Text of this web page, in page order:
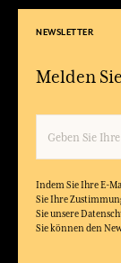
NEWSLETTER
Melden
Indem Sie Ihre E-
Sie Ihre
Sie unsere
Sie können den